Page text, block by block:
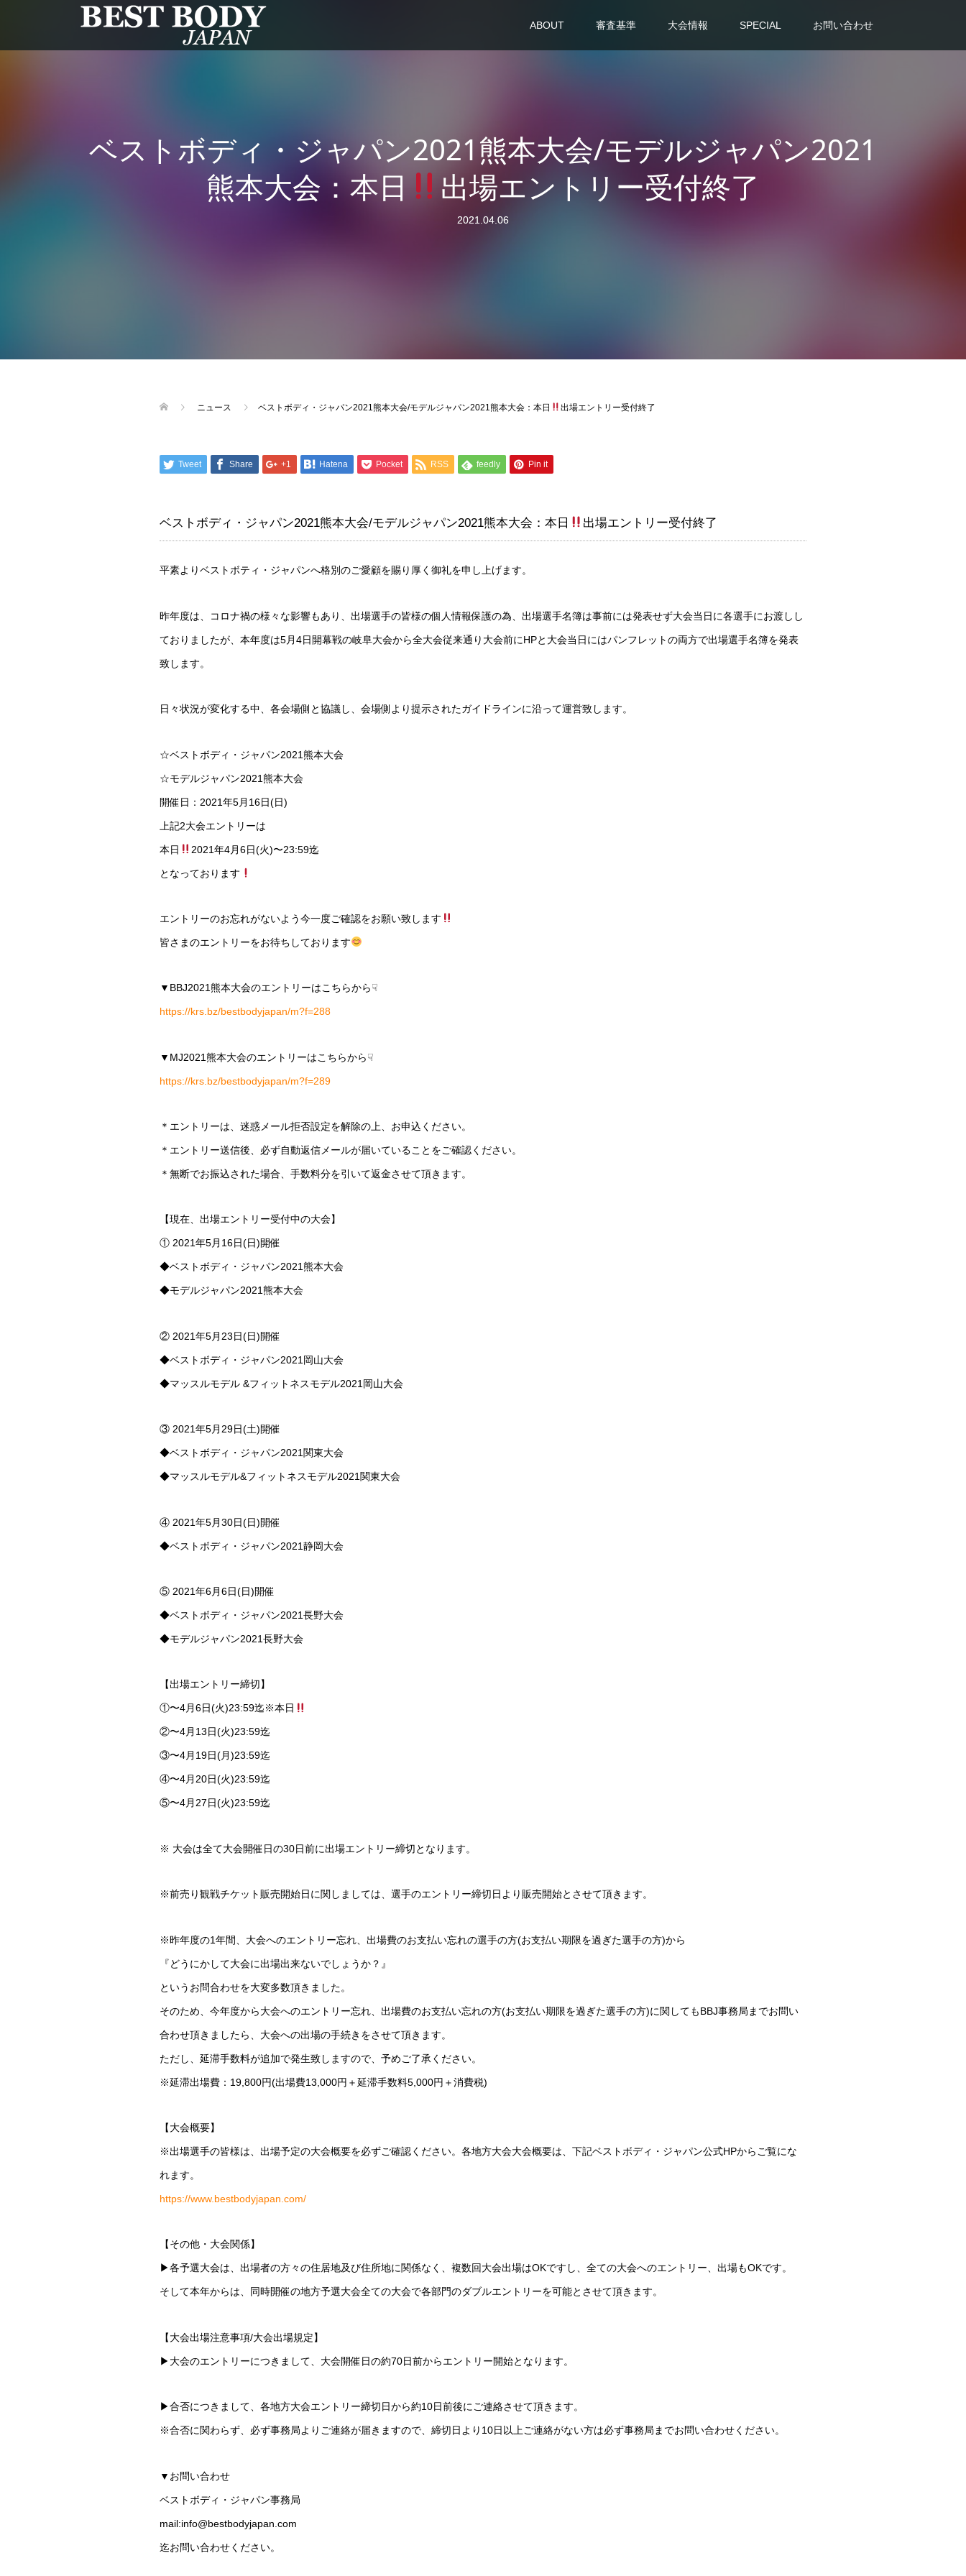
ABOUT 審査基準 大会情報 SPECIAL お問い合わせ
ベストボディ・ジャパン2021熊本大会/モデルジャパン2021
熊本大会：本日
出場エントリー受付終了
2021.04.06
ニュース ベストボディ・ジャパン2021熊本大会/モデルジャパン2021熊本大会：本日 出場エントリー受付終了
Tweet Share +1 Hatena Pocket RSS feedly Pin it
ベストボディ・ジャパン2021熊本大会/モデルジャパン2021熊本大会：本日 出場エントリー受付終了
平素よりベストボティ・ジャパンへ格別のご愛顧を賜り厚く御礼を申し上げます。
昨年度は、コロナ禍の様々な影響もあり、出場選手の皆様の個人情報保護の為、出場選手名簿は事前には発表せず大会当日に各選手にお渡しし
ておりましたが、本年度は5月4日開幕戦の岐阜大会から全大会従来通り大会前にHPと大会当日にはパンフレットの両方で出場選手名簿を発表
致します。
日々状況が変化する中、各会場側と協議し、会場側より提示されたガイドラインに沿って運営致します。
☆ベストボディ・ジャパン2021熊本大会
☆モデルジャパン2021熊本大会
開催日：2021年5月16日(日)
上記2大会エントリーは
本日 2021年4月6日(火)〜23:59迄
となっております
エントリーのお忘れがないよう今一度ご確認をお願い致します
皆さまのエントリーをお待ちしております
▼BBJ2021熊本大会のエントリーはこちらから☟
https://krs.bz/bestbodyjapan/m?f=288
▼MJ2021熊本大会のエントリーはこちらから☟
https://krs.bz/bestbodyjapan/m?f=289
＊エントリーは、迷惑メール拒否設定を解除の上、お申込ください。
＊エントリー送信後、必ず自動返信メールが届いていることをご確認ください。
＊無断でお振込された場合、手数料分を引いて返金させて頂きます。
【現在、出場エントリー受付中の大会】
① 2021年5月16日(日)開催
◆ベストボディ・ジャパン2021熊本大会
◆モデルジャパン2021熊本大会
② 2021年5月23日(日)開催
◆ベストボディ・ジャパン2021岡山大会
◆マッスルモデル &フィットネスモデル2021岡山大会
③ 2021年5月29日(土)開催
◆ベストボディ・ジャパン2021関東大会
◆マッスルモデル&フィットネスモデル2021関東大会
④ 2021年5月30日(日)開催
◆ベストボディ・ジャパン2021静岡大会
⑤ 2021年6月6日(日)開催
◆ベストボディ・ジャパン2021長野大会
◆モデルジャパン2021長野大会
【出場エントリー締切】
①〜4月6日(火)23:59迄※本日
②〜4月13日(火)23:59迄
③〜4月19日(月)23:59迄
④〜4月20日(火)23:59迄
⑤〜4月27日(火)23:59迄
※ 大会は全て大会開催日の30日前に出場エントリー締切となります。
※前売り観戦チケット販売開始日に関しましては、選手のエントリー締切日より販売開始とさせて頂きます。
※昨年度の1年間、大会へのエントリー忘れ、出場費のお支払い忘れの選手の方(お支払い期限を過ぎた選手の方)から
『どうにかして大会に出場出来ないでしょうか？』
というお問合わせを大変多数頂きました。
そのため、今年度から大会へのエントリー忘れ、出場費のお支払い忘れの方(お支払い期限を過ぎた選手の方)に関してもBBJ事務局までお問い
合わせ頂きましたら、大会への出場の手続きをさせて頂きます。
ただし、延滞手数料が追加で発生致しますので、予めご了承ください。
※延滞出場費：19,800円(出場費13,000円＋延滞手数料5,000円＋消費税)
【大会概要】
※出場選手の皆様は、出場予定の大会概要を必ずご確認ください。各地方大会大会概要は、下記ベストボディ・ジャパン公式HPからご覧にな
れます。
https://www.bestbodyjapan.com/
【その他・大会関係】
▶︎各予選大会は、出場者の方々の住居地及び住所地に関係なく、複数回大会出場はOKですし、全ての大会へのエントリー、出場もOKです。
そして本年からは、同時開催の地方予選大会全ての大会で各部門のダブルエントリーを可能とさせて頂きます。
【大会出場注意事項/大会出場規定】
▶︎大会のエントリーにつきまして、大会開催日の約70日前からエントリー開始となります。
▶︎合否につきまして、各地方大会エントリー締切日から約10日前後にご連絡させて頂きます。
※合否に関わらず、必ず事務局よりご連絡が届きますので、締切日より10日以上ご連絡がない方は必ず事務局までお問い合わせください。
▼お問い合わせ
ベストボディ・ジャパン事務局
mail:info@bestbodyjapan.com
迄お問い合わせください。